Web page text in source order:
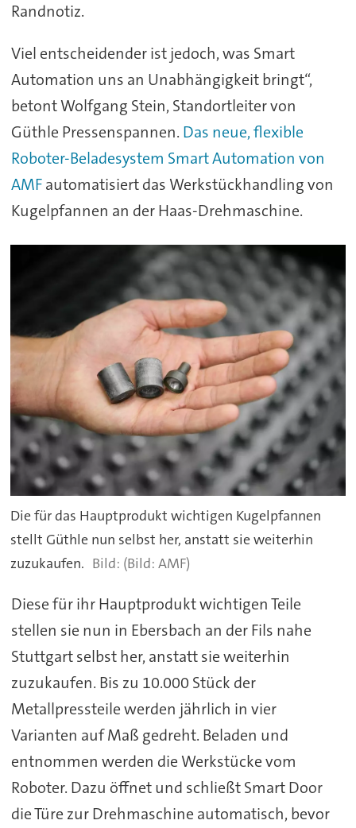
Randnotiz.
Viel entscheidender ist jedoch, was Smart
Automation uns an Unabhängigkeit bringt“,
betont Wolfgang Stein, Standortleiter von
Güthle Pressenspannen. Das neue, flexible
Roboter-Beladesystem Smart Automation von
AMFautomatisiert das Werkstückhandling von
Kugelpfannen an der Haas-Drehmaschine.
Die für das Hauptprodukt wichtigen Kugelpfannen
stellt Güthle nun selbst her, anstatt sie weiterhin
zuzukaufen.
(Bild: AMF)
Diese für ihr Hauptprodukt wichtigen Teile
stellen sie nun in Ebersbach an der Fils nahe
Stuttgart selbst her, anstatt sie weiterhin
zuzukaufen. Bis zu 10.000 Stück der
Metallpressteile werden jährlich in vier
Varianten auf Maß gedreht. Beladen und
entnommen werden die Werkstücke vom
Roboter. Dazu öffnet und schließt Smart Door
die Türe zur Drehmaschine automatisch, bevor